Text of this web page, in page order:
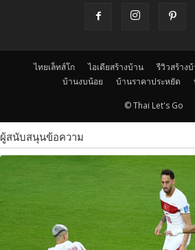
ไทยเล็ทส์โก ไอเดียสร้างบ้าน รีวิวสร้าง
บ้านงบน้อย
บ้านราคาประหยัด
© Thai Let's Go